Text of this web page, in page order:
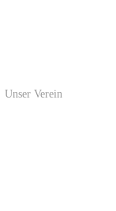
Unser Verein